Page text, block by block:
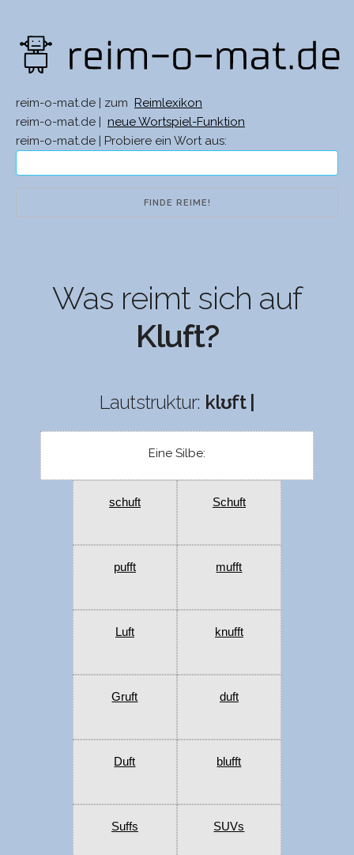
reim-o-mat.de | zum
Reimlexikon
reim-o-mat.de |
neue Wortspiel-Funktion
reim-o-mat.de | Probiere ein Wort aus:
Was reimt sich auf
Kluft?
Lautstruktur: klʊft |
Eine Silbe:
schuft Schuft
pufft mufft
Luft knufft
Gruft duft
Duft blufft
Suffs SUVs